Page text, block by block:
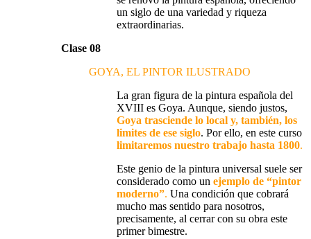
un siglo de una variedad y riqueza
extraordinarias.
Clase 08
GOYA, EL PINTOR ILUSTRADO
La gran figura de la pintura española del
XVIII es Goya. Aunque, siendo justos,
Goya trasciende lo local y, también, los
limites de ese siglo. Por ello, en este curso
limitaremos nuestro trabajo hasta 1800.
Este genio de la pintura universal suele ser
considerado como un ejemplo de “pintor
moderno”. Una condición que cobrará
mucho mas sentido para nosotros,
precisamente, al cerrar con su obra este
primer bimestre.